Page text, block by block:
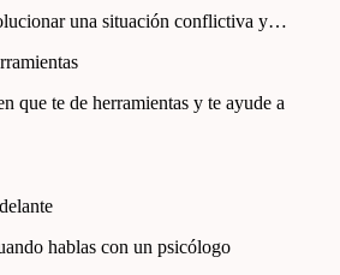
una situación conflictiva y…
que te de herramientas y te ayude a